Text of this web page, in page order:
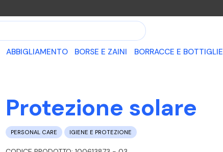
ABBIGLIAMENTO BORSE E ZAINI BORRACCE E BOTTIGLIE
Protezione solare
PERSONAL CARE IGIENE E PROTEZIONE